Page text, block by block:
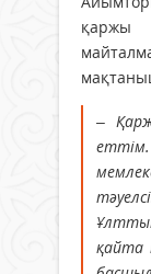
қаржы
–
еттім.
қайта